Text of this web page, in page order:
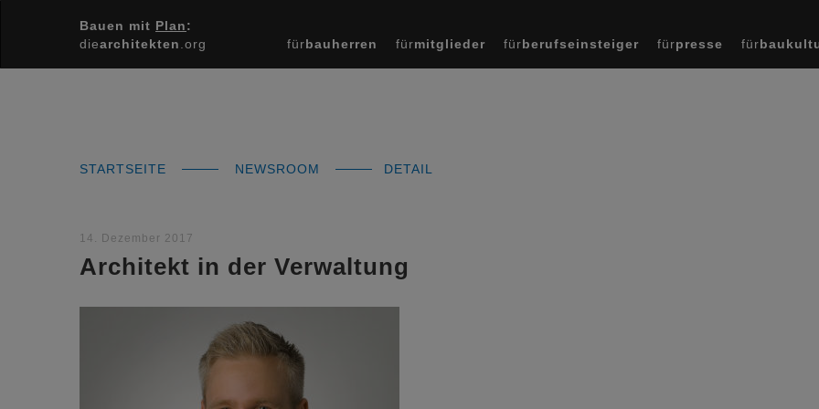
Bauen mit Plan:
diearchitekten .org fürbauherren fürmitglieder fürberufseinsteiger fürpresse für
STARTSEITE NEWSROOM DETAIL
14. Dezember 2017
Architekt in der Verwaltung